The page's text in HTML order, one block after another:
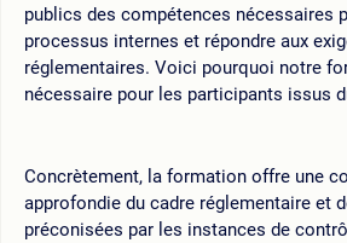
publics des compétences nécessaires
processus internes et répondre aux
réglementaires. Voici pourquoi notre
nécessaire pour les participants issus
Concrètement, la formation offre une
approfondie du cadre réglementaire et
préconisées par les instances de